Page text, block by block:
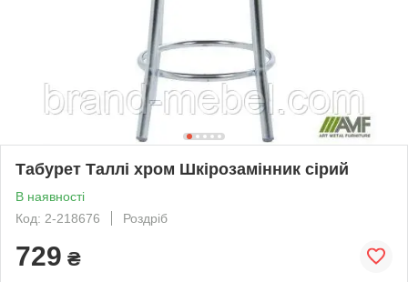
Табурет Таллі хром Шкірозамінник сірий
В наявності
Код: 2-218676
Роздріб
729 ₴